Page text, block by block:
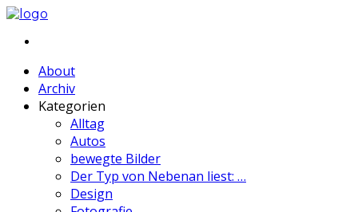
About
Archiv
Kategorien
Alltag
Autos
bewegte Bilder
Der Typ von Nebenan liest: …
Design